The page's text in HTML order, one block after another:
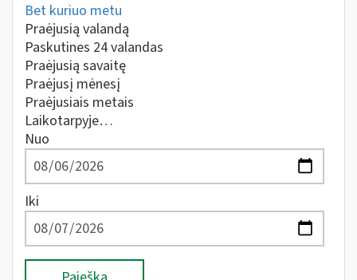
Bet kuriuo metu
Praėjusią valandą
Paskutines 24 valandas
Praėjusią savaitę
Praėjusį mėnesį
Praėjusiais metais
Laikotarpyje…
Nuo
Iki